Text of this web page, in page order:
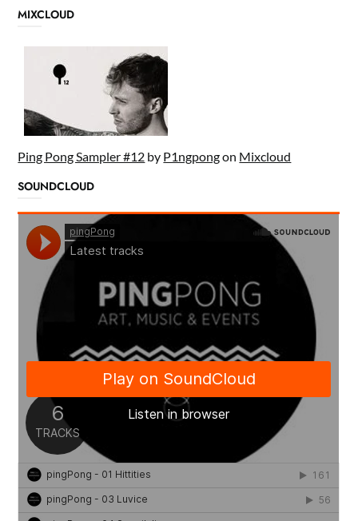
MIXCLOUD
Ping Pong Sampler #12 by P1ngpongon Mixcloud
SOUNDCLOUD